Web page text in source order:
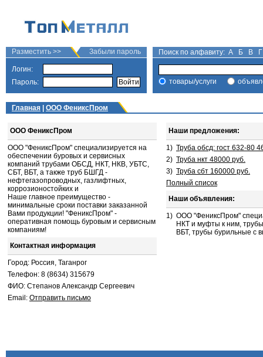
Разместить >> Забыли пароль
Логин:
Пароль:
Поиск по алфавиту: А Б В Г
товары/услуги
Главная ООО ФениксПром
ООО ФениксПром
ООО "ФениксПром" специализируется на
обеспечении буровых и сервисных
компаний трубами ОБСД, НКТ, НКВ, УБТС,
СБТ, ВБТ, а также труб БШГД -
нефтегазопроводных, газлифтных,
коррозионостойких и
Наше главное преимущество -
минимальные сроки поставки заказанной
Вами продукции! "ФениксПром" -
оперативная помощь буровым и сервисным
компаниям!
Контактная информация
Город: Россия, Таганрог
Телефон: 8 (8634) 315679
ФИО: Степанов Александр Сергеевич
Email: Отправить письмо
Наши предложения:
1) Труба обсд: гост 632-80
2) Труба нкт 48000 руб.
3) Труба сбт 160000 руб.
Полный список
Наши объявления:
1) ООО "ФениксПром"
НКТ и муфты к ним,
ВБТ, трубы бурильные с